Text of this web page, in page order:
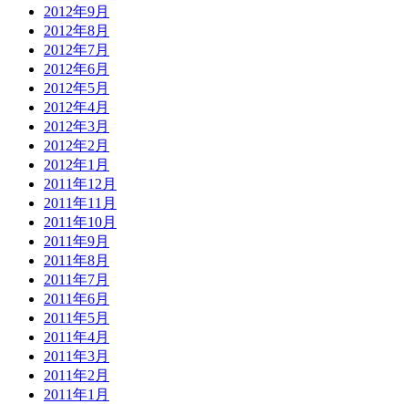
2012年9月
2012年8月
2012年7月
2012年6月
2012年5月
2012年4月
2012年3月
2012年2月
2012年1月
2011年12月
2011年11月
2011年10月
2011年9月
2011年8月
2011年7月
2011年6月
2011年5月
2011年4月
2011年3月
2011年2月
2011年1月